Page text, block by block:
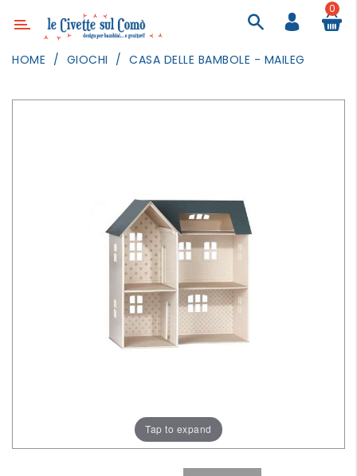
Categoria
0
HOME GIOCHI CASA DELLE BAMBOLE - MAILEG
Tap to expand